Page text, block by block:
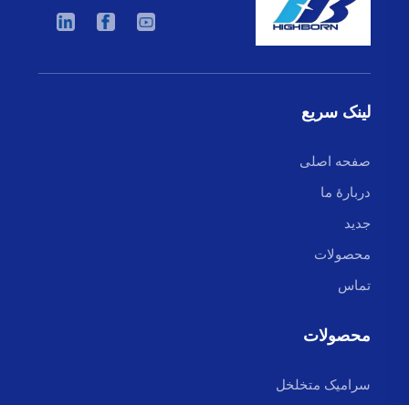
لینک سریع
صفحه اصلی
دربارهٔ ما
جدید
محصولات
تماس
محصولات
سرامیک متخلخل